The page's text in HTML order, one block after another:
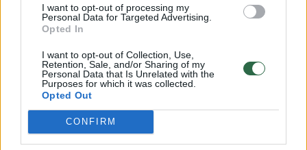
I want to opt-out of processing my
Personal Data for Targeted Advertising.
Opted In
I want to opt-out of Collection, Use,
Retention, Sale, and/or Sharing of my
Personal Data that Is Unrelated with the
Purposes for which it was collected.
Opted Out
CONFIRM
Įsigaliojus naujai Kultūros centrų įstatymo
redakcijai, atsisakyta kultūros centrų
skirstymo į kategorijas, o atitinkamai pakeisti
Kultūros centrų premijų skyrimo nuostatai